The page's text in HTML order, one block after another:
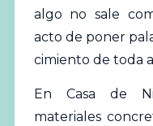
algo no sale
acto de poner
cimiento de toda
En Casa de
materiales